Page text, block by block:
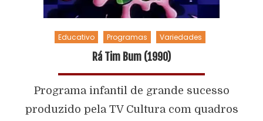
Educativo Programas Variedades
Rá Tim Bum (1990)
Programa infantil de grande sucesso
produzido pela TV Cultura com quadros